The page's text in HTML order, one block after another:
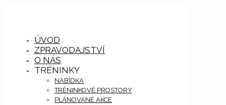
ÚVOD
ZPRAVODAJSTVÍ
O NÁS
TRÉNINKY
NABÍDKA
TRÉNINKOVÉ PROSTORY
PLÁNOVANÉ AKCE